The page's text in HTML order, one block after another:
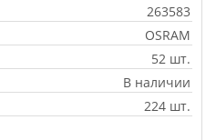
263583
OSRAM
52 шт.
В наличии
224 шт.